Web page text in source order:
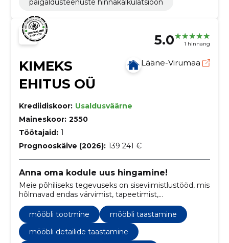
paigaldusteenuste hinnakalkulatsioon
5.0 1 hinnang
KIMEKS
EHITUS OÜ
Lääne-Virumaa
Krediidiskoor: Usaldusväärne
Maineskoor: 2550
Töötajaid: 1
Prognooskäive (2026): 139 241 €
Anna oma kodule uus hingamine!
Meie põhiliseks tegevuseks on siseviimistlustööd, mis
hõlmavad endas värvimist, tapeetimist,
ning palju muud.
mööbli tootmine
mööbli taastamine
mööbli detailide taastamine